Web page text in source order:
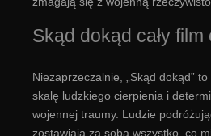
Skąd dokąd cały film
Niezaprzeczalnie, „Skąd dokąd”
skalę ludzkiego cierpienia i
wojennej traumy. Ludzie
zostawiają za sobą wszystko, co